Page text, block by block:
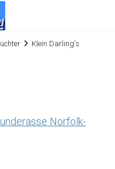
Klein Darling's
Norfolk-